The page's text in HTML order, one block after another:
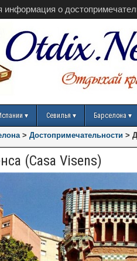
информация о
Севилья Барселона
> Достопримечательности >
(Casa Visens)